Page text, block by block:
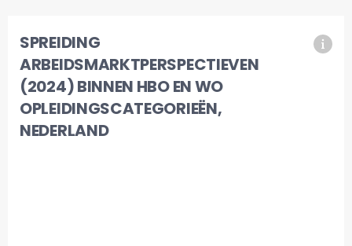
SPREIDING
ARBEIDSMARKTPERSPECTIEVEN
(2024) BINNEN HBO EN WO
OPLEIDINGSCATEGORIEËN,
NEDERLAND